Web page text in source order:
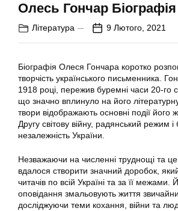
Олесь Гончар
Література 9 Лютого, 2021
Біографія Олеся Гончара коротко
творчість українського письменника.
1918 році, пережив буремні часи 20-го
що значно вплинуло на його
твори відображають основні події його
Другу світову війну, радянський режим і
незалежність України.
Незважаючи на численні труднощі та
вдалося створити значний доробок,
читачів по всій Україні та за її
оповідання змальовують життя
досліджуючи теми кохання, війни та